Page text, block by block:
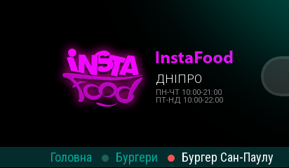
ДНІПРО
ПН-ЧТ 10:00-21:00
ПТ-НД 10:00-22:00
Головна Бургери Бургер Сан-Паулу